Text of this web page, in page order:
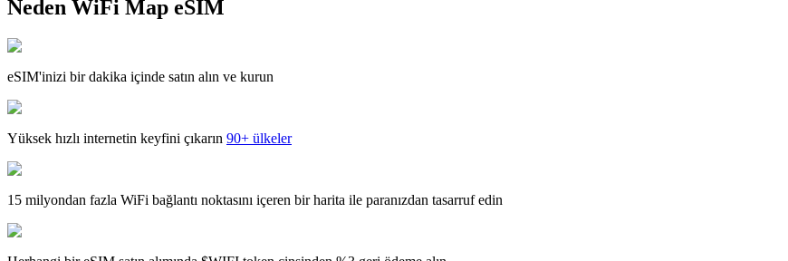
Neden WiFi Map eSIM
eSIM'inizi bir dakika içinde satın alın ve kurun
Yüksek hızlı internetin keyfini çıkarın 90+ ülkeler
15 milyondan fazla WiFi bağlantı noktasını içeren bir harita ile paranızdan tasarruf edin